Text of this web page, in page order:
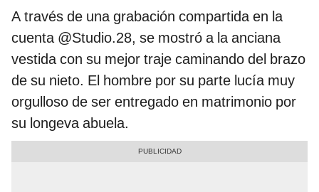
A través de una grabación compartida en la
cuenta @Studio.28, se mostró a la anciana
vestida con su mejor traje caminando del brazo
de su nieto. El hombre por su parte lucía muy
orgulloso de ser entregado en matrimonio por
su longeva abuela.